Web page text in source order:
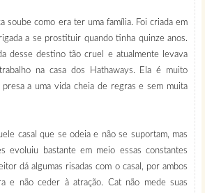
soube como era ter uma família. Foi criada em
a se prostituir quando tinha quinze anos.
desse destino tão cruel e atualmente levava
na casa dos Hathaways. Ela é muito
presa a uma vida cheia de regras e sem muita
casal que se odeia e não se suportam, mas
evoluiu bastante em meio essas constantes
dá algumas risadas com o casal, por ambos
e não ceder à atração. Cat não mede suas